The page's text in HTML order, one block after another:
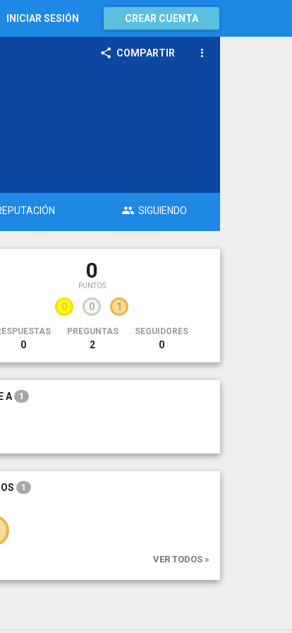
INICIAR SESIÓN CREAR CUENTA
COMPARTIR
SIGUIENDO
0
PUNTOS
0 0 1
0
PREGUNTAS
2
SEGUIDORES
0
A 1
1
VER TODOS »